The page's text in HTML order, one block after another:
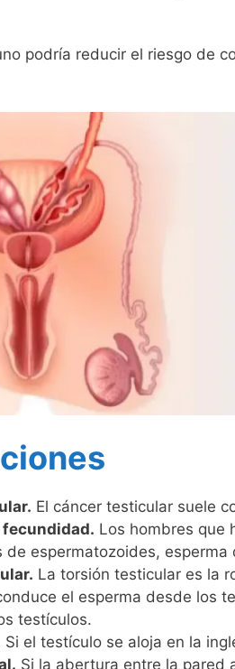
podría reducir el riesgo de
El cáncer testicular suele
fecundidad. Los hombres que
de espermatozoides,
La torsión testicular es la
el esperma desde los
testículos.
Si el testículo se aloja en la
Si la abertura entre la pared